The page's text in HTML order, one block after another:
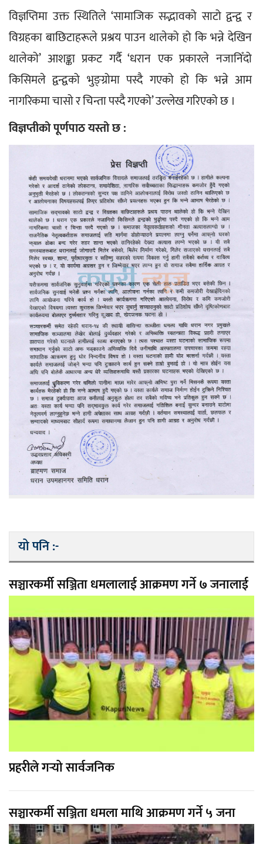
विज्ञप्तिमा उक्त स्थितिले ‘सामाजिक सद्भावको साटो द्वन्द्व र
विग्रहका बाछिटाहरूले प्रश्रय पाउन थालेको हो कि भन्ने देखिन
थालेको’ आशङ्का प्रकट गर्दै ‘धरान एक प्रकारले नजानिँदो
किसिमले द्वन्द्वको भुङ्ग्रोमा पस्दै गएको हो कि भन्ने आम
नागरिकमा चासो र चिन्ता पस्दै गएको’ उल्लेख गरिएको छ ।
विज्ञप्तीको पूर्णपाठ यस्तो छ :
यो पनि :-
सञ्चारकर्मी सञ्जिता धमलालाई आक्रमण गर्ने ७ जनालाई
प्रहरीले गर्‍यो सार्वजनिक
सञ्चारकर्मी सञ्जिता धमला माथि आक्रमण गर्ने ५ जना